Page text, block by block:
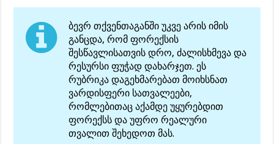
ბევრ თქვენთაგანში უკვე არის იმის
განცდა, რომ ფორექსის
შესწავლისათვის დრო, ძალისხმევა და
რესურსი ფუჭად დახარჯეთ. ეს
რუბრიკა დაგეხმარებათ მოიხსნათ
ვარდისფერი სათვალეები,
რომლებითაც აქამდე უყურებდით
ფორექსს და უფრო რეალური
თვალით შეხედოთ მას.